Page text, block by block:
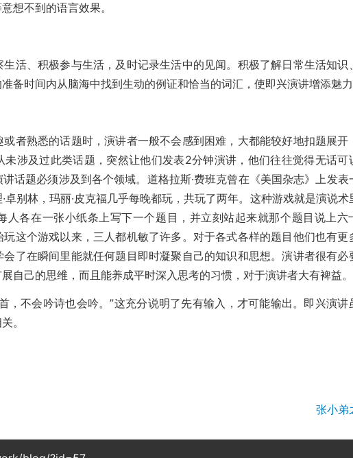
想不到的语言效果。
、积极参与生活，及时记录生活中的见闻。积极了解日常生活知识
备时间内从脑海中找到生动的例证和恰当的词汇，使即兴演讲增添魅力
熟悉的话题时，演讲者一般不会感到困难，大都能较好地扣题展开
涉及过此类话题，突然让他们发表2分钟演讲，他们往往觉得无话可
话题必须涉及到各个领域。道格拉斯·费班克曾在《美国杂志》上发表
别林，玛丽·皮克福几乎每晚都玩，共玩了两年。这种游戏就是演说术
人各在一张小纸条上写下一个题目，并立刻站起来就那个题目说上六
这个游戏以来，三人都机敏了许多。对于各式各样的题目他们也有更
了在瞬间里能就任何题目即时凝聚自己的知识和思想。演讲者很有必
自己的思维，而且能养成平时深入思考的习惯，对于演讲者大有裨益。
不会吟诗也会吟。”这充分说明了先有输入，才可能输出。即兴演讲
。
张小弟